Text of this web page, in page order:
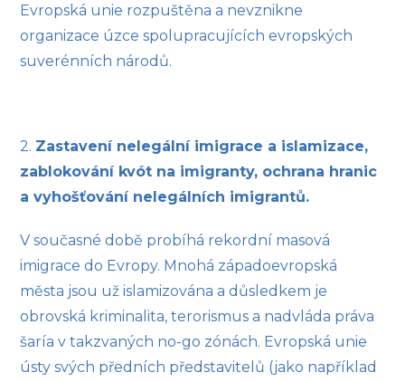
Evropská unie rozpuštěna a nevznikne
organizace úzce spolupracujících evropských
suverénních národů.
2. Zastavení nelegální imigrace a islamizace,
zablokování kvót na imigranty, ochrana hranic
a vyhošťování nelegálních imigrantů.
V současné době probíhá rekordní masová
imigrace do Evropy. Mnohá západoevropská
města jsou už islamizována a důsledkem je
obrovská kriminalita, terorismus a nadvláda práva
šaría v takzvaných no-go zónách. Evropská unie
ústy svých předních představitelů (jako například